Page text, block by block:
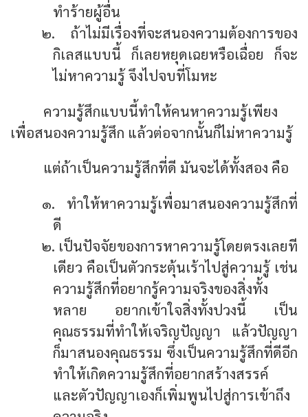
ทำร้ายผู้อื่น
๒. ถ้าไม่มีเรื่องที่จะสนองความต้องการของ
กิเลสแบบนี้ ก็เลยหยุดเฉยหรือเฉื่อย ก็จะ
ไม่หาความรู้ จึงไปจบที่โมหะ
ความรู้สึกแบบนี้ทำให้คนหาความรู้เพียง
เพื่อสนองความรู้สึก แล้วต่อจากนั้นก็ไม่หาความรู้
แต่ถ้าเป็นความรู้สึกที่ดี มันจะได้ทั้งสอง คือ
๑. ทำให้หาความรู้เพื่อมาสนองความรู้สึกที่
ดี
๒. เป็นปัจจัยของการหาความรู้โดยตรงเลยที
เดียว คือเป็นตัวกระตุ้นเร้าไปสู่ความรู้ เช่น
ความรู้สึกที่อยากรู้ความจริงของสิ่งทั้ง
หลาย อยากเข้าใจสิ่งทั้งปวงนี้ เป็น
คุณธรรมที่ทำให้เจริญปัญญา แล้วปัญญา
ก็มาสนองคุณธรรม ซึ่งเป็นความรู้สึกที่ดีอีก
ทำให้เกิดความรู้สึกที่อยากสร้างสรรค์
และตัวปัญญาเองก็เพิ่มพูนไปสู่การเข้าถึง